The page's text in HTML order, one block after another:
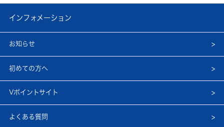
インフォメーション
お知らせ
初めての方へ
Vポイントサイト
よくある質問